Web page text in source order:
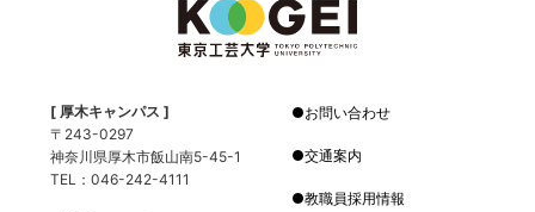
[ 厚木キャンパス ]
〒243-0297
神奈川県厚木市飯山南5-45-1
TEL：046-242-4111
お問い合わせ
交通案内
教職員採用情報